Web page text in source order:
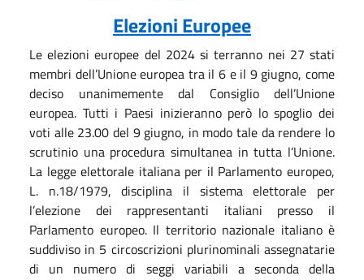
Elezioni Europee
Le elezioni europee del 2024 si terranno nei 27 stati
membri dell’Unione europea tra il 6 e il 9 giugno, come
deciso unanimemente dal Consiglio dell’Unione
europea. Tutti i Paesi inizieranno però lo spoglio dei
voti alle 23.00 del 9 giugno, in modo tale da rendere lo
scrutinio una procedura simultanea in tutta l’Unione.
La legge elettorale italiana per il Parlamento europeo,
L. n.18/1979, disciplina il sistema elettorale per
l’elezione dei rappresentanti italiani presso il
Parlamento europeo. Il territorio nazionale italiano è
suddiviso in 5 circoscrizioni plurinominali assegnatarie
di un numero di seggi variabili a seconda della